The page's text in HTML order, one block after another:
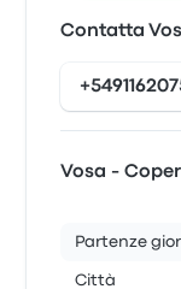
Contatta
Vosa -
Partenze
Città